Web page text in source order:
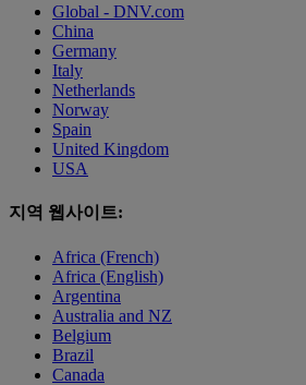
Global - DNV.com
China
Germany
Italy
Netherlands
Norway
Spain
United Kingdom
USA
지역 웹사이트:
Africa (French)
Africa (English)
Argentina
Australia and NZ
Belgium
Brazil
Canada